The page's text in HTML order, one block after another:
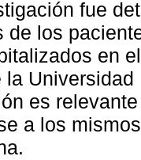
fue
de los
en
es
a los